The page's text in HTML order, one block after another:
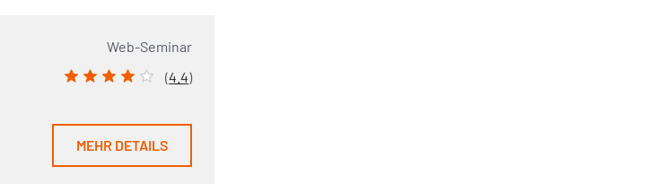
Web-Seminar
(4.4)
MEHR DETAILS